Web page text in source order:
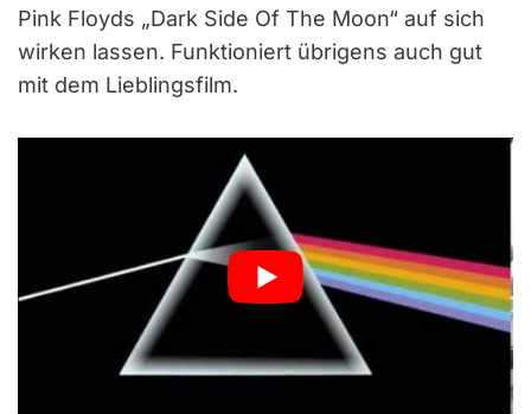
Pink Floyds „Dark Side Of The Moon“ auf sich
wirken lassen. Funktioniert übrigens auch gut
mit dem Lieblingsfilm.